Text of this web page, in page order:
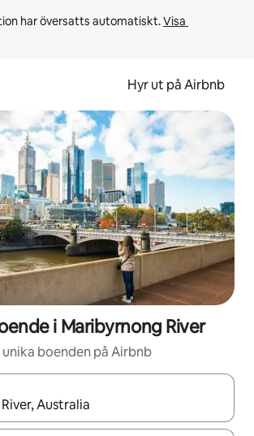
har översatts automatiskt. Visa
Hyr ut på Airbnb
i Maribyrnong River
boenden på Airbnb
tillgängliga kan du navigera med upp- och